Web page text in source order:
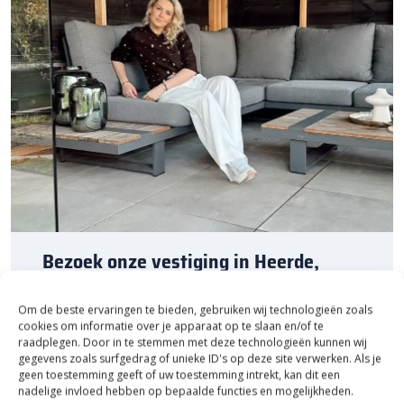
Om de beste ervaringen te bieden, gebruiken wij technologieën zoals
cookies om informatie over je apparaat op te slaan en/of te
raadplegen. Door in te stemmen met deze technologieën kunnen wij
gegevens zoals surfgedrag of unieke ID's op deze site verwerken. Als je
geen toestemming geeft of uw toestemming intrekt, kan dit een
nadelige invloed hebben op bepaalde functies en mogelijkheden.
Bestel daarom vandaag nog en ontdek de kwaliteit en voordelige
prijzen natuursteen kinderkoppenbij Bestratingsmarkt.com.
Bezoek onze vestiging in Heerde,
Laat je inspireren in ons 2.500 m² experience centre,
binnen én buiten. Hier ontdek je de nieuwste
bestratingstrends, zie je materialen in het echt en krijg
je, als je dat wilt, specialistisch advies van ons team.
Een rondje samen en de ideeën stromen vanzelf